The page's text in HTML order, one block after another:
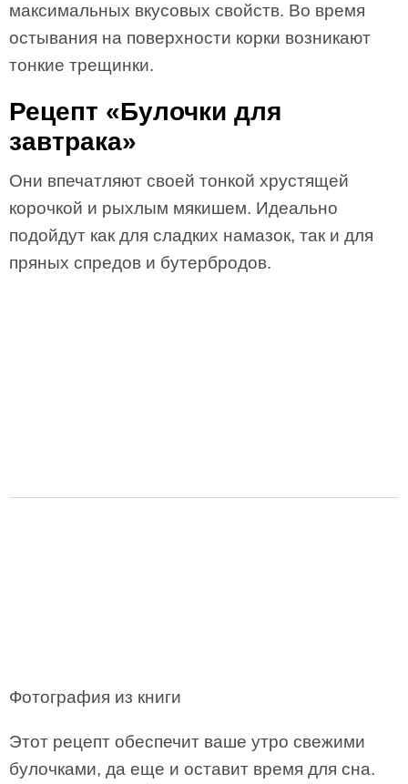
максимальных вкусовых свойств. Во время
остывания на поверхности корки возникают
тонкие трещинки.
Рецепт «Булочки для
завтрака»
Они впечатляют своей тонкой хрустящей
корочкой и рыхлым мякишем. Идеально
подойдут как для сладких намазок, так и для
пряных спредов и бутербродов.
Фотография из книги
Этот рецепт обеспечит ваше утро свежими
булочками, да еще и оставит время для сна.